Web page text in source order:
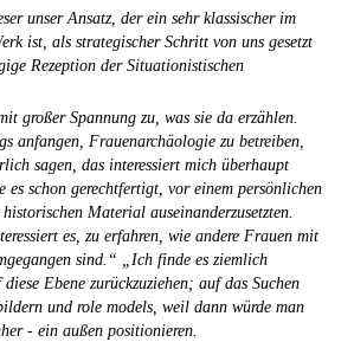
unser Ansatz, der ein sehr klassischer im
ist, als strategischer Schritt von uns gesetzt
Rezeption der Situationistischen
großer Spannung zu, was sie da erzählen.
anfangen, Frauenarchäologie zu betreiben,
sagen, das interessiert mich überhaupt
schon gerechtfertigt, vor einem persönlichen
Material auseinanderzusetzten.
es, zu erfahren, wie andere Frauen mit
sind.“ „Ich finde es ziemlich
Ebene zurückzuziehen; auf das Suchen
und role models, weil dann würde man
- ein außen positionieren.